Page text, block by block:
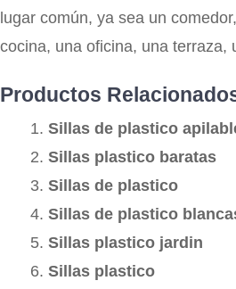
lugar común, ya sea un
cocina, una oficina, una
Productos
Sillas de plastico
Sillas plastico baratas
Sillas de plastico
Sillas de plastico
Sillas plastico jardin
Sillas plastico